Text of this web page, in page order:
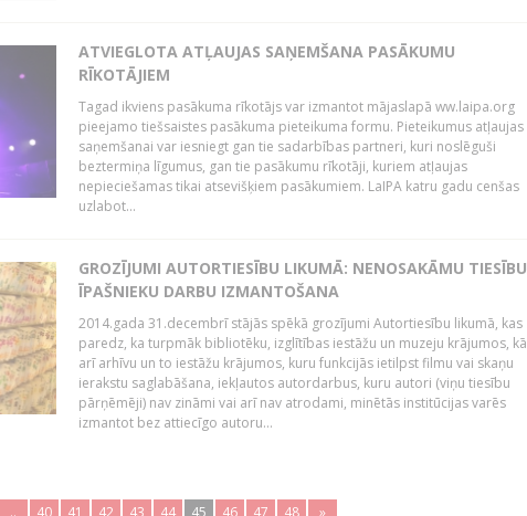
ATVIEGLOTA ATĻAUJAS SAŅEMŠANA PASĀKUMU
RĪKOTĀJIEM
Tagad ikviens pasākuma rīkotājs var izmantot mājaslapā ww.laipa.org
pieejamo tiešsaistes pasākuma pieteikuma formu. Pieteikumus atļaujas
saņemšanai var iesniegt gan tie sadarbības partneri, kuri noslēguši
beztermiņa līgumus, gan tie pasākumu rīkotāji, kuriem atļaujas
nepieciešamas tikai atsevišķiem pasākumiem. LaIPA katru gadu cenšas
uzlabot...
GROZĪJUMI AUTORTIESĪBU LIKUMĀ: NENOSAKĀMU TIESĪBU
ĪPAŠNIEKU DARBU IZMANTOŠANA
2014.gada 31.decembrī stājās spēkā grozījumi Autortiesību likumā, kas
paredz, ka turpmāk bibliotēku, izglītības iestāžu un muzeju krājumos, kā
arī arhīvu un to iestāžu krājumos, kuru funkcijās ietilpst filmu vai skaņu
ierakstu saglabāšana, iekļautos autordarbus, kuru autori (viņu tiesību
pārņēmēji) nav zināmi vai arī nav atrodami, minētās institūcijas varēs
izmantot bez attiecīgo autoru...
.. 40 41 42 43 44 45 46 47 48 »